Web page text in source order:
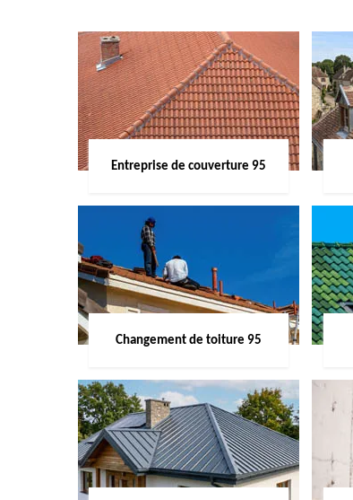
Entreprise de couverture 95
Changement de toiture 95